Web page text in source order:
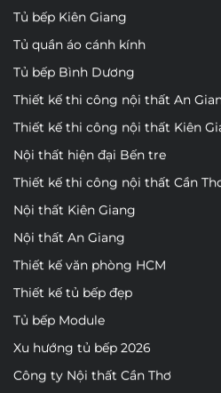
Tủ bếp Kiên Giang
Tủ quần áo cánh kính
Tủ bếp Bình Dương
Thiết kế thi công nội thất An
Thiết kế thi công nội thất Kiên
Nội thất hiện đại Bến tre
Thiết kế thi công nội thất Cần
Nội thất Kiên Giang
Nội thất An Giang
Thiết kế văn phòng HCM
Thiết kế tủ bếp đẹp
Tủ bếp Module
Xu hướng tủ bếp 2026
Công ty Nội thất Cần Thơ